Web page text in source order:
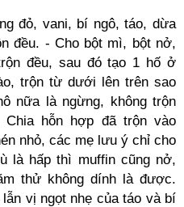
đỏ, vani, bí ngô, táo, dừa
đều. - Cho bột mì, bột nở,
đều, sau đó tạo 1 hố ở
trộn từ dưới lên trên sao
nữa là ngừng, không trộn
hỗn hợp đã trộn vào
nhỏ, các mẹ lưu ý chỉ cho
là hấp thì muffin cũng nở,
thử không dính là được.
vị ngọt nhẹ của táo và bí